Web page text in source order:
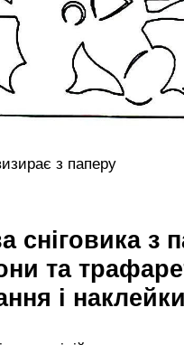
з паперу
сніговика з
та
і